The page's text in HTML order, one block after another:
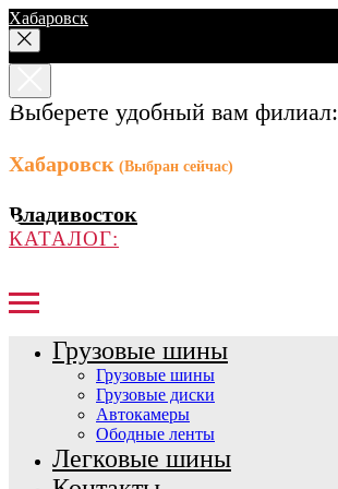
Хабаровск
Выберете удобный вам филиал:
Хабаровск (Выбран сейчас)
Владивосток
КАТАЛОГ:
Грузовые шины
Грузовые шины
Грузовые диски
Автокамеры
Ободные ленты
Легковые шины